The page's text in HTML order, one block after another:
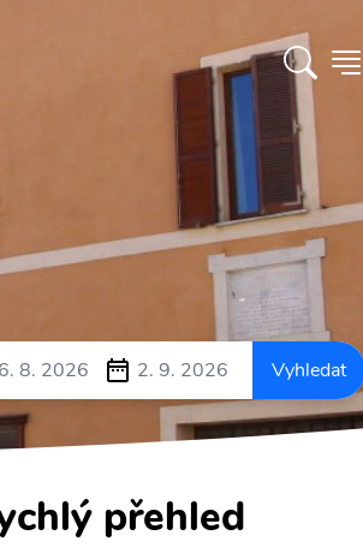
8. 2026 2. 9. 2026 Vyhledat
přehled